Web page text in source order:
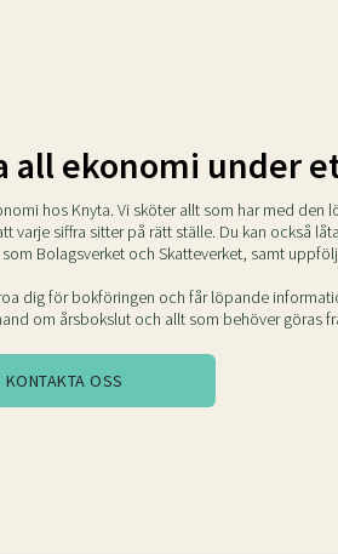
all ekonomi under
hos Knyta. Vi sköter allt som har med
varje siffra sitter på rätt ställe. Du kan också
Bolagsverket och Skatteverket, samt
dig för bokföringen och får löpande
om årsbokslut och allt som behöver göras
KONTAKTA OSS